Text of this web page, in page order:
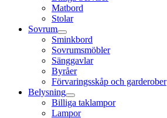
Matbord
Stolar
Sovrum
Sminkbord
Sovrumsmöbler
Sänggavlar
Byråer
Förvaringsskåp och garderober
Belysning
Billiga taklampor
Lampor